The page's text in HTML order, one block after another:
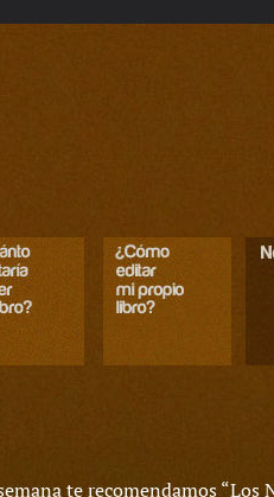
te recomendamos “Los